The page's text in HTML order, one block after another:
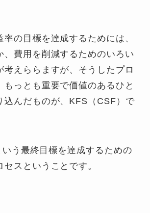
の目標を達成するためには、
、費用を削減するためのいろい
考えららますが、そうしたプロ
もっとも重要で価値のあるひと
込んだものが、KFS（CSF）で
う最終目標を達成するための
スということです。